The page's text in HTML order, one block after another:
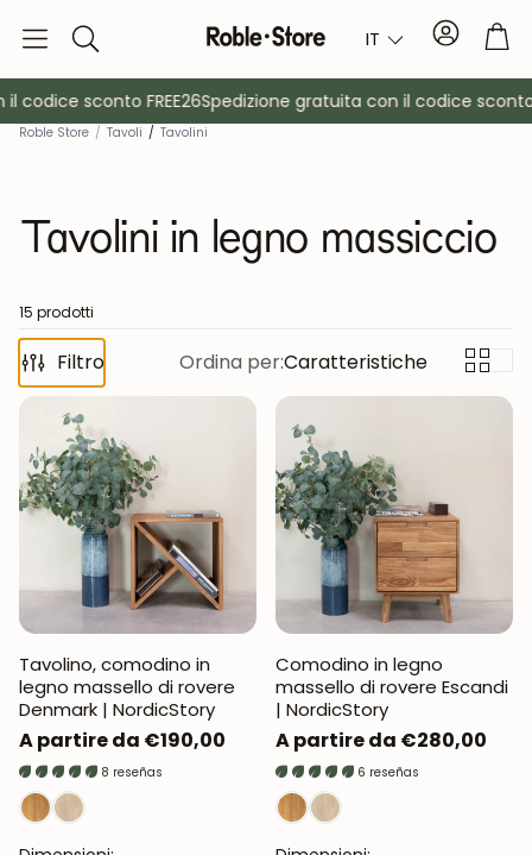
Ricerca IT Conto
Credenze Console
Appendiabiti Mobili
sconto FREE26Spedizione gratuita con il codice sconto
Roble Store / Tavoli / Tavolini
Tavolini in legno massiccio
15 prodotti
Filtro Ordina per:Caratteristiche
Tavolino, comodino in
legno massello di rovere
Denmark | NordicStory
Prezzo
normale
A partire da €190,00
8 reseñas
Comodino in legno
massello di rovere Escandi
| NordicStory
Prezzo
normale
A partire da €280,00
6 reseñas